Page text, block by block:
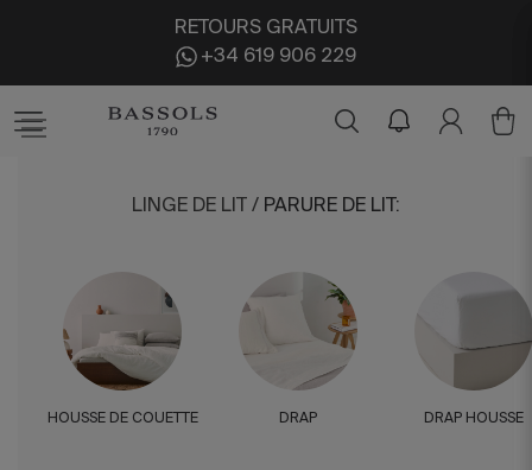
RETOURS GRATUITS
+34 619 906 229
LINGE DE LIT / PARURE DE LIT :
HOUSSE DE COUETTE DRAP DRAP HOUSSE